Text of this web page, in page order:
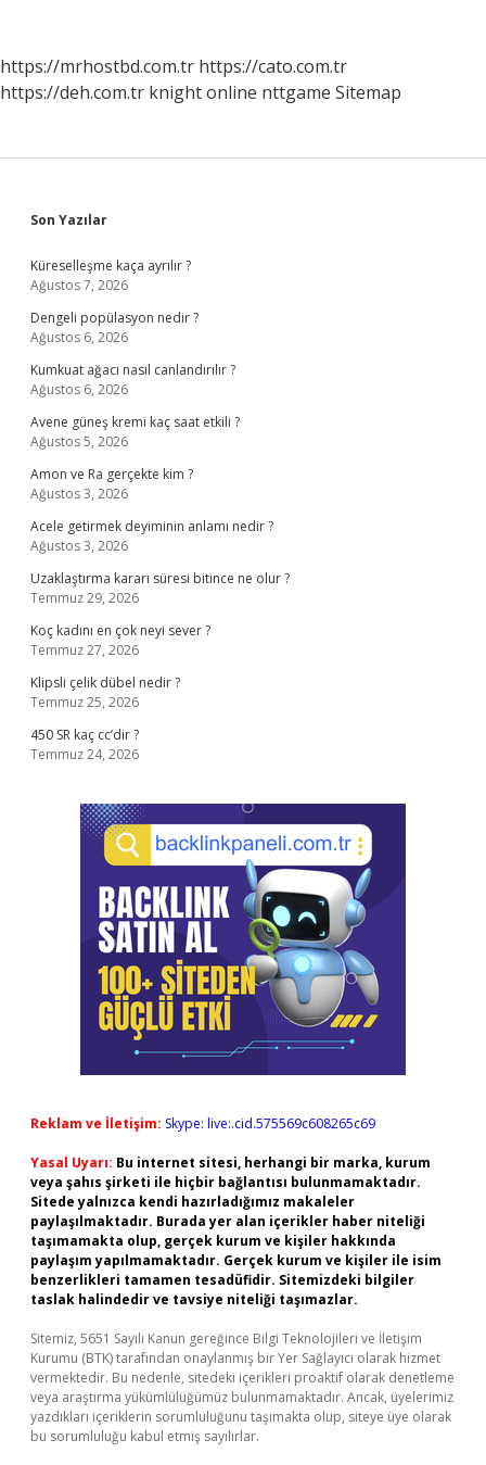
https://mrhostbd.com.tr https://cato.com.tr
https://deh.com.tr knight online nttgame Sitemap
Sidebar
Son Yazılar
Küreselleşme kaça ayrılır ?
Ağustos 7, 2026
Dengeli popülasyon nedir ?
Ağustos 6, 2026
Kumkuat ağacı nasıl canlandırılır ?
Ağustos 6, 2026
Avene güneş kremi kaç saat etkili ?
Ağustos 5, 2026
Amon ve Ra gerçekte kim ?
Ağustos 3, 2026
Acele getirmek deyiminin anlamı nedir ?
Ağustos 3, 2026
Uzaklaştırma kararı süresi bitince ne olur ?
Temmuz 29, 2026
Koç kadını en çok neyi sever ?
Temmuz 27, 2026
Klipsli çelik dübel nedir ?
Temmuz 25, 2026
450 SR kaç cc’dir ?
Temmuz 24, 2026
Reklam ve İletişim: Skype: live:.cid.575569c608265c69
Yasal Uyarı: Bu internet sitesi, herhangi bir marka, kurum
veya şahıs şirketi ile hiçbir bağlantısı bulunmamaktadır.
Sitede yalnızca kendi hazırladığımız makaleler
paylaşılmaktadır. Burada yer alan içerikler haber niteliği
taşımamakta olup, gerçek kurum ve kişiler hakkında
paylaşım yapılmamaktadır. Gerçek kurum ve kişiler ile isim
benzerlikleri tamamen tesadüfidir. Sitemizdeki bilgiler
taslak halindedir ve tavsiye niteliği taşımazlar.
Sitemiz, 5651 Sayılı Kanun gereğince Bilgi Teknolojileri ve İletişim
Kurumu (BTK) tarafından onaylanmış bir Yer Sağlayıcı olarak hizmet
vermektedir. Bu nedenle, sitedeki içerikleri proaktif olarak denetleme
veya araştırma yükümlülüğümüz bulunmamaktadır. Ancak, üyelerimiz
yazdıkları içeriklerin sorumluluğunu taşımakta olup, siteye üye olarak
bu sorumluluğu kabul etmiş sayılırlar.